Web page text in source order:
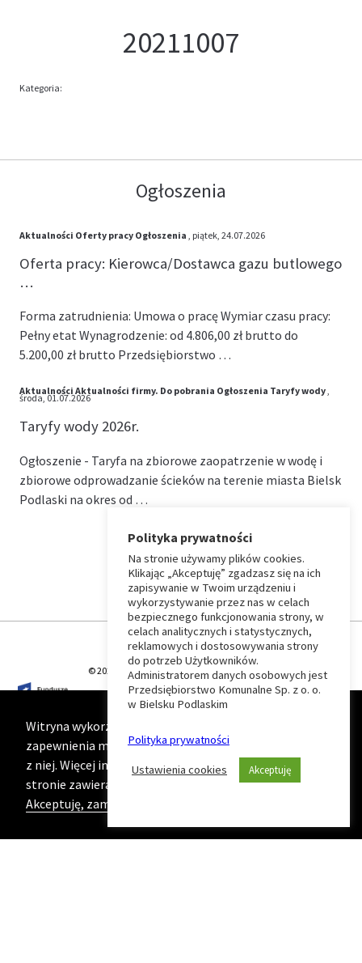
20211007
Kategoria:
Ogłoszenia
Aktualności Oferty pracy Ogłoszenia , piątek, 24.07.2026
Oferta pracy: Kierowca/Dostawca gazu butlowego
…
Forma zatrudnienia: Umowa o pracę Wymiar czasu pracy:
Pełny etat Wynagrodzenie: od 4.806,00 zł brutto do
5.200,00 zł brutto Przedsiębiorstwo …
Aktualności Aktualności firmy. Do pobrania Ogłoszenia Taryfy wody,
środa, 01.07.2026
Taryfy wody 2026r.
Ogłoszenie - Taryfa na zbiorowe zaopatrzenie w wodę i
zbiorowe odprowadzanie ścieków na terenie miasta Bielsk
Podlaski na okres od …
⏶
Wróć
do
początku
strony
© 2026 T-Matic Grupa Computer Plus Sp. z o.o.
Witryna wykorzystuje ciasteczka (cookies) w celu
zapewnienia maksymalnej wygody podczas korzystania
z niej. Więcej informacji na ten temat znajduje się na
stronie zawierającej naszą
Politykę prywatności
Akceptuję, zamknij komunikat
Polityka prywatności
Na stronie używamy plików cookies.
Klikając „Akceptuję” zgadzasz się na ich
zapisywanie w Twoim urządzeniu i
wykorzystywanie przez nas w celach
bezpiecznego funkcjonowania strony, w
celach analitycznych i statystycznych,
reklamowych i dostosowywania strony
do potrzeb Użytkowników.
Administratorem danych osobowych jest
Przedsiębiorstwo Komunalne Sp. z o. o.
w Bielsku Podlaskim
Polityka prywatności
Ustawienia cookies Akceptuję